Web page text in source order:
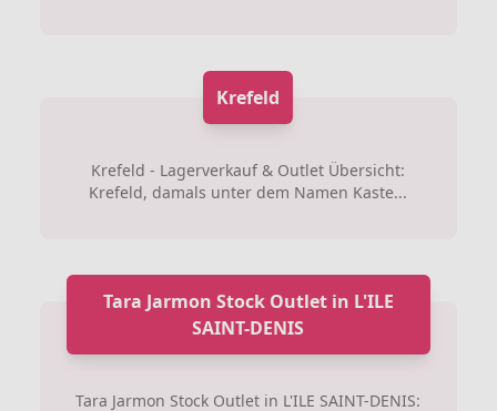
Krefeld
Krefeld - Lagerverkauf & Outlet Übersicht:
Krefeld, damals unter dem Namen Kaste...
Tara Jarmon Stock Outlet in L'ILE
SAINT-DENIS
Tara Jarmon Stock Outlet in L'ILE SAINT-DENIS: